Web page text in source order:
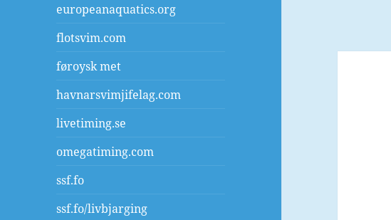
europeanaquatics.org
flotsvim.com
føroysk met
havnarsvimjifelag.com
livetiming.se
omegatiming.com
ssf.fo
ssf.fo/livbjarging